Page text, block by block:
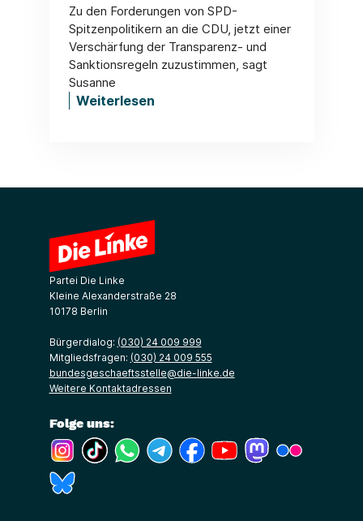
Zu den Forderungen von SPD-
Spitzenpolitikern an die CDU, jetzt einer
Verschärfung der Transparenz- und
Sanktionsregeln zuzustimmen, sagt
Susanne
Weiterlesen
Partei Die Linke
Kleine Alexanderstraße 28
10178 Berlin
Bürgerdialog: (030) 24 009 999
Mitgliedsfragen: (030) 24 009 555
bundesgeschaeftsstelle@die-linke.de
Weitere Kontaktadressen
Folge uns:
(Link öffnet ein neues Fenster)
(Link öffnet ein neues Fenster)
(Link öffnet ein neues Fenster)
(Link öffnet ein neues Fenster)
(Link öffnet ein neues Fenster)
(Link öffnet ein neues
(Link öffnet ein